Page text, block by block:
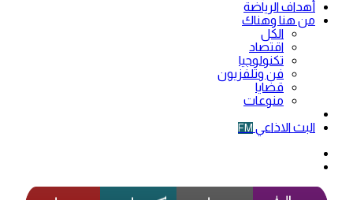
أهداف الرياضة
من هنا وهناك
الكل
اقتصاد
تكنولوجيا
فن وتلفزيون
قضايا
منوعات
البث الاذاعي FM